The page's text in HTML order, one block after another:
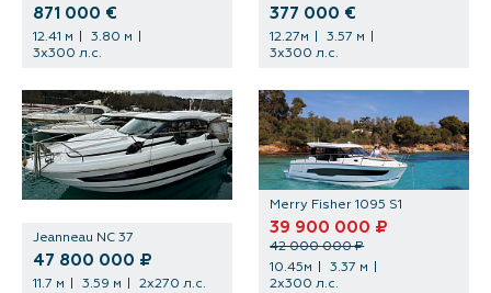
871 000 €
12.41 м
3.80 м
3х300 л.с.
377 000 €
12.27м
3.57 м
3х300 л.с.
Jeanneau NC 37
47 800 000 ₽
11.7 м 3.59 м 2х270 л.с.
Merry Fisher 1095 S1
39 900 000 ₽
42 000 000 ₽
10.45м
3.37 м
2х300 л.с.